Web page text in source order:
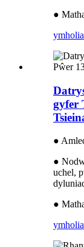
●
gyfer
●
●
uchel,
●